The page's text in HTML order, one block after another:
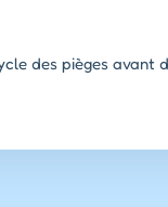
des pièges avant